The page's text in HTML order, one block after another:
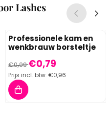
Lashes
4,80
Professionele kam en
wenkbrauw borsteltje
Van 0,99 voor 0,79, inclusief
€0,99€0,79
Prijs incl. btw: €0,96